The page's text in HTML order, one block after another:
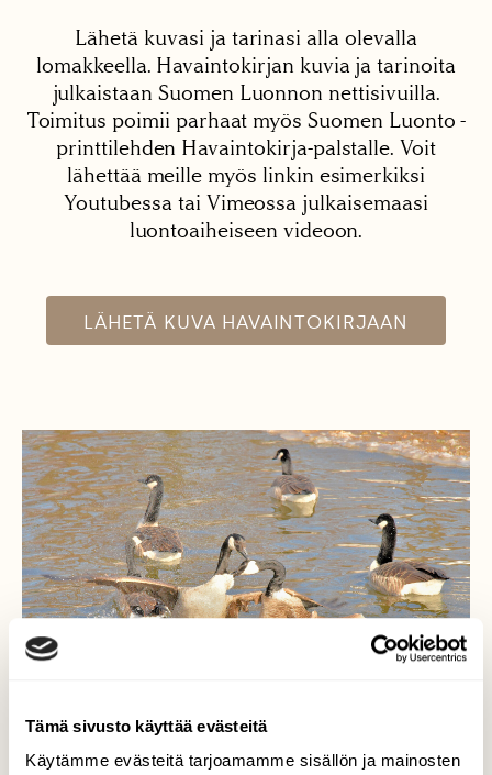
Tämä sivusto käyttää evästeitä
Käytämme evästeitä tarjoamamme sisällön ja mainosten
Lähetä kuvasi ja tarinasi alla olevalla
lomakkeella. Havaintokirjan kuvia ja tarinoita
julkaistaan Suomen Luonnon nettisivuilla.
Toimitus poimii parhaat myös Suomen Luonto -
printtilehden Havaintokirja-palstalle. Voit
lähettää meille myös linkin esimerkiksi
Youtubessa tai Vimeossa julkaisemaasi
luontoaiheiseen videoon.
LÄHETÄ KUVA HAVAINTOKIRJAAN